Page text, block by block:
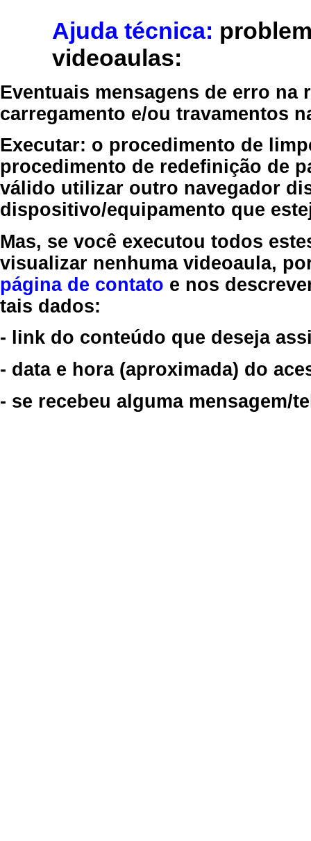
Ajuda técnica:
videoaulas:
Eventuais mensagens de erro
carregamento e/ou travamentos
Executar: o procedimento de
procedimento de redefinição de
válido utilizar outro navegador
dispositivo/equipamento que
Mas, se você executou todos
visualizar nenhuma videoaula,
página de contato e nos
tais dados:
- link do conteúdo que deseja
- data e hora (aproximada) do
- se recebeu alguma mensagem/